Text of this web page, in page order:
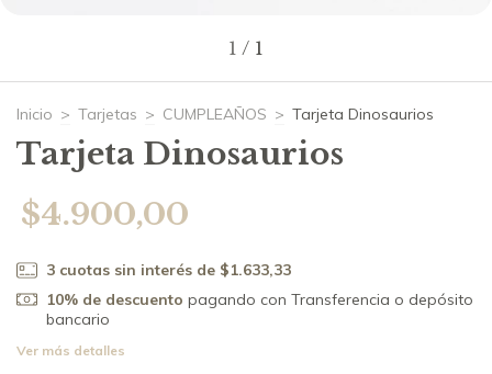
1 / 1
Inicio > Tarjetas > CUMPLEAÑOS > Tarjeta Dinosaurios
Tarjeta Dinosaurios
$4.900,00
3 cuotas sin interés de $1.633,33
10% de descuento pagando con Transferencia o depósito
bancario
Ver más detalles